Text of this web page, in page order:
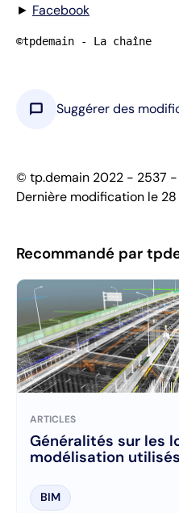
► Facebook
©tpdemain - La chaîne
chat_bubble Suggérer des
© tp.demain 2022 - 2537 -
Dernière modification le
Recommandé par
ARTICLES
Généralités sur les
modélisation
BIM